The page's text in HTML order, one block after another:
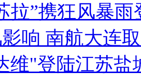
老人 痛下狠手拳打脚踢
医生回应
拉”携狂风暴
响 南航大连
维"登陆江苏盐